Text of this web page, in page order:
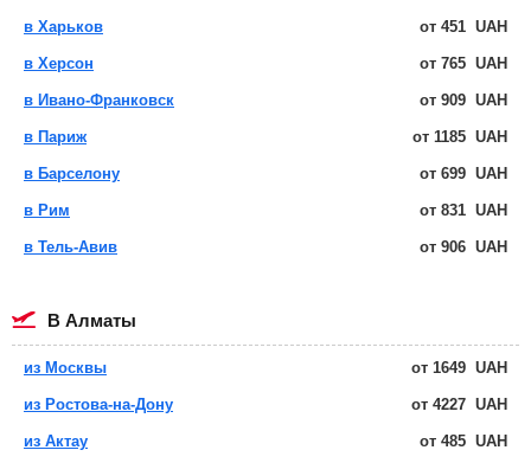
в Харьков от 451 UAH
в Херсон от 765 UAH
в Ивано-Франковск от 909 UAH
в Париж от 1185 UAH
в Барселону от 699 UAH
в Рим от 831 UAH
в Тель-Авив от 906 UAH
в Алматы
из Москвы от 1649 UAH
из Ростова-на-Дону от 4227 UAH
из Актау от 485 UAH